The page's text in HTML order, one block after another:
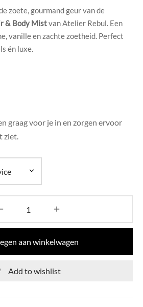
zoete, gourmand geur van de
& Body Mistvan Atelier Rebul. Een
vanille en zachte zoetheid. Perfect
én luxe.
graag voor je in en zorgen ervoor
ziet.
aan winkelwagen
Add to wishlist